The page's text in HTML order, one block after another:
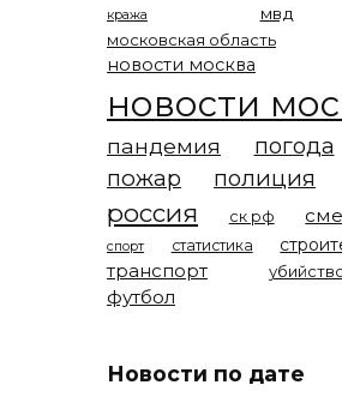
кража мвд
московская область
новости москва
новости
пандемия погода
пожар полиция
россия ск рф
спорт статистика
транспорт
футбол
Новости по дате